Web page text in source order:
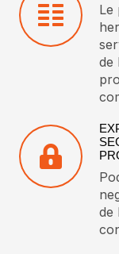
Le
de
de